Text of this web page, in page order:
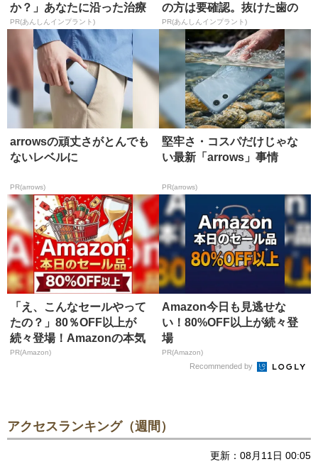
か？」あなたに沿った治療
法や費用を...
PR(あんしんインプラント)
の方は要確認。抜けた歯の
放置は...
PR(あんしんインプラント)
arrowsの頑丈さがとんでも
ないレベルに
PR(arrows)
堅牢さ・コスパだけじゃな
い最新「arrows」事情
PR(arrows)
「え、こんなセールやって
たの？」80％OFF以上が
続々登場！Amazonの本気
が...
PR(Amazon)
Amazon今日も見逃せな
い！80%OFF以上が続々登
場
PR(Amazon)
Recommended by
アクセスランキング（週間）
更新：08月11日 00:05